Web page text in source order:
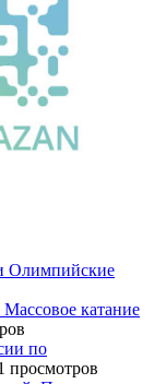
Олимпийские
Массовое катание
по
просмотров